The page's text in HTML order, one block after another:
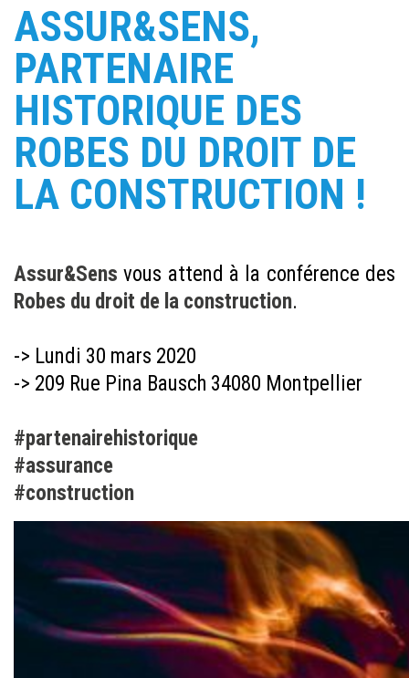
ASSUR&SENS,
PARTENAIRE
HISTORIQUE DES
ROBES DU DROIT DE
LA CONSTRUCTION !
Assur&Sens vous attend à la conférence des
Robes du droit de la construction.
-> Lundi 30 mars 2020
-> 209 Rue Pina Bausch 34080 Montpellier
#partenairehistorique
#assurance
#construction